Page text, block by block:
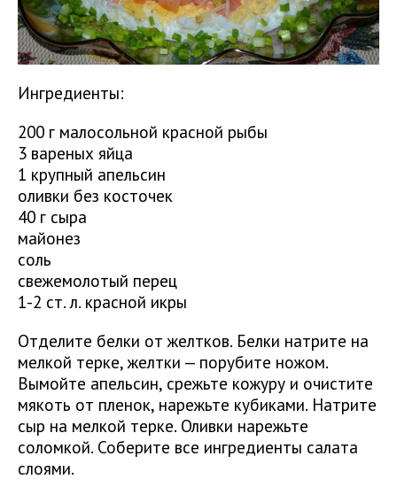
Ингредиенты:
200 г малосольной красной рыбы
3 вареных яйца
1 крупный апельсин
оливки без косточек
40 г сыра
майонез
соль
свежемолотый перец
1-2 ст. л. красной икры
Отделите белки от желтков. Белки натрите на
мелкой терке, желтки — порубите ножом.
Вымойте апельсин, срежьте кожуру и очистите
мякоть от пленок, нарежьте кубиками. Натрите
сыр на мелкой терке. Оливки нарежьте
соломкой. Соберите все ингредиенты салата
слоями.